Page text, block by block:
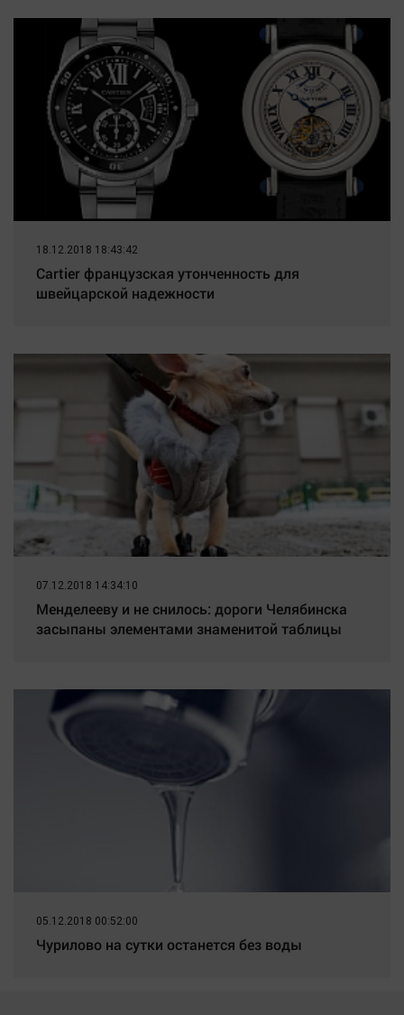
18.12.2018 18:43:42
Cartier французская утонченность для
швейцарской надежности
07.12.2018 14:34:10
Менделееву и не снилось: дороги Челябинска
засыпаны элементами знаменитой таблицы
05.12.2018 00:52:00
Чурилово на сутки останется без воды